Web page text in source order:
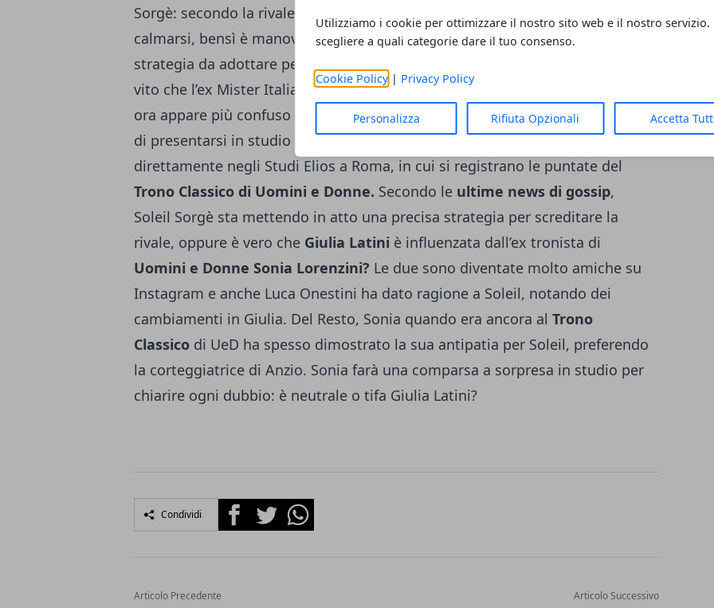
Utilizziamo i cookie per ottimizzare il nostro sito web e il nostro servizio.
scegliere a quali categorie dare il tuo consenso.
Cookie Policy| Privacy Policy
Personalizza Rifiuta Opzionali Accetta
Sorgè: secondo la rivale, Giulia non era arrabbiata e non era uscita per
calmarsi, bensì è manovrata da Sonia Lorenziniche le ha suggerito la
strategia da adottare per essere scelta da Luca. Il tutto suona molto strano,
vito che l’ex Mister Italia sembrava a un paso dallo scegliere una delle due e
ora appare più confuso di prima. Per questo motivo, Sonia rischia davvero
di presentarsi in studio a chiarire e pronta a dare ogni spiegazione
direttamente negli Studi Elios a Roma, in cui si registrano le puntate del
Trono Classico di Uomini e Donne. Secondo le ultime news di gossip,
Soleil Sorgè sta mettendo in atto una precisa strategia per screditare la
rivale, oppure è vero che Giulia Latini è influenzata dall’ex tronista di
Uomini e Donne Sonia Lorenzini? Le due sono diventate molto amiche su
Instagram e anche Luca Onestini ha dato ragione a Soleil, notando dei
cambiamenti in Giulia. Del Resto, Sonia quando era ancora al Trono
Classico di UeD ha spesso dimostrato la sua antipatia per Soleil, preferendo
la corteggiatrice di Anzio. Sonia farà una comparsa a sorpresa in studio per
chiarire ogni dubbio: è neutrale o tifa Giulia Latini?
Condividi FacebookTwitterWhatsapp
Articolo Precedente Articolo Successivo